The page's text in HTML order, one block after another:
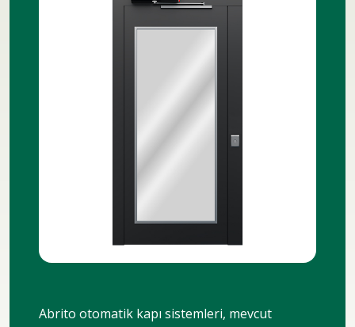
Abrito otomatik kapı sistemleri, mevcut